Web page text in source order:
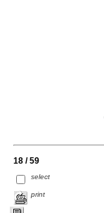
18 / 59
select
print